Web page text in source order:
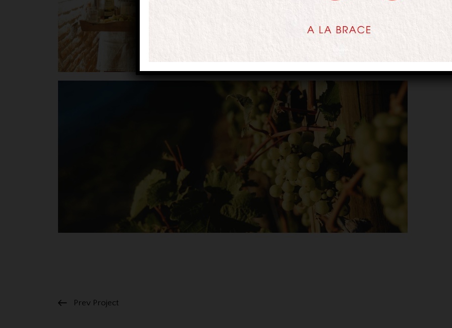
Prev Project